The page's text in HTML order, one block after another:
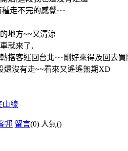
走不完的感覺~~
地方~~又清涼
就來了,
搭客運回台北~~剛好來得及回去
還沒有走~~看來又遙遙無期XD
山線
邦 留言(0) 人氣()